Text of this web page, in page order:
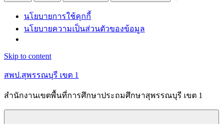
นโยบายการใช้คุกกี้
นโยบายความเป็นส่วนตัวของข้อมูล
Skip to content
สพป.สุพรรณบุรี เขต 1
สำนักงานเขตพื้นที่การศึกษาประถมศึกษาสุพรรณบุรี เขต 1